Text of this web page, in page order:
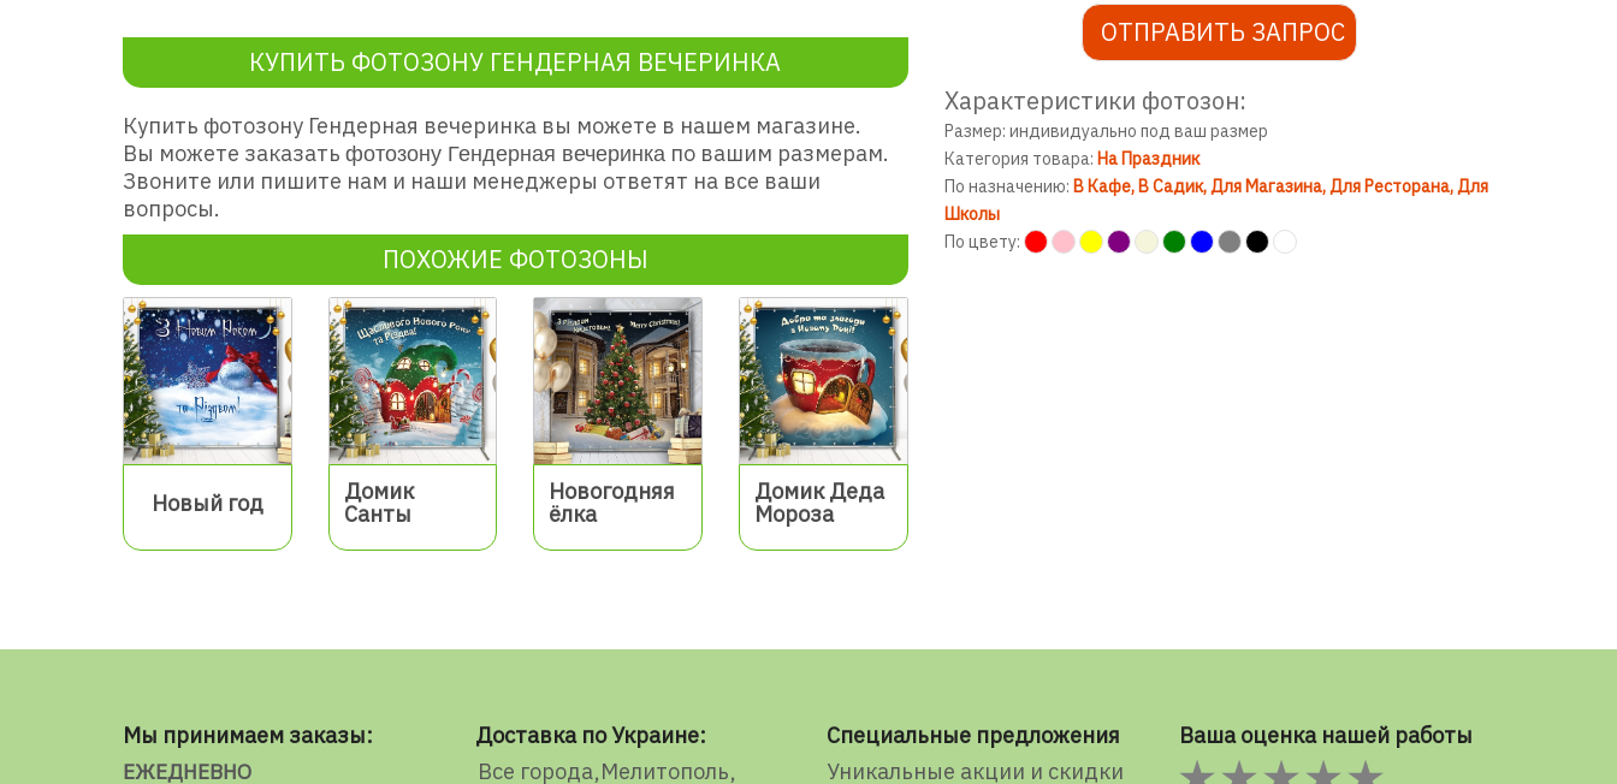
КУПИТЬ ФОТОЗОНУ ГЕНДЕРНАЯ ВЕЧЕРИНКА
Купить фотозону Гендерная вечеринка вы можете в нашем магазине.
Вы можете заказать фотозону Гендерная вечеринка по вашим размерам.
Звоните или пишите нам и наши менеджеры ответят на все ваши
вопросы.
ПОХОЖИЕ ФОТОЗОНЫ
Новый год
Домик
Санты
Новогодняя
ёлка
Домик Деда
Мороза
ОТПРАВИТЬ ЗАПРОС
Характеристики фотозон:
Размер: индивидуально под ваш размер
Категория товара: На Праздник
По назначению: В Кафе В Садик Для Магазина Для Ресторана Для
Школы
По цвету:
Мы принимаем заказы:
ЕЖЕДНЕВНО
Доставка по Украине:
Все города Мелитополь
Специальные предложения
Уникальные акции и скидки
Ваша оценка нашей работы